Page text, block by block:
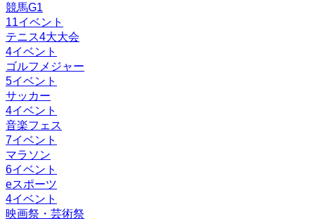
競馬G1
11イベント
テニス4大大会
4イベント
ゴルフメジャー
5イベント
サッカー
4イベント
音楽フェス
7イベント
マラソン
6イベント
eスポーツ
4イベント
映画祭・芸術祭